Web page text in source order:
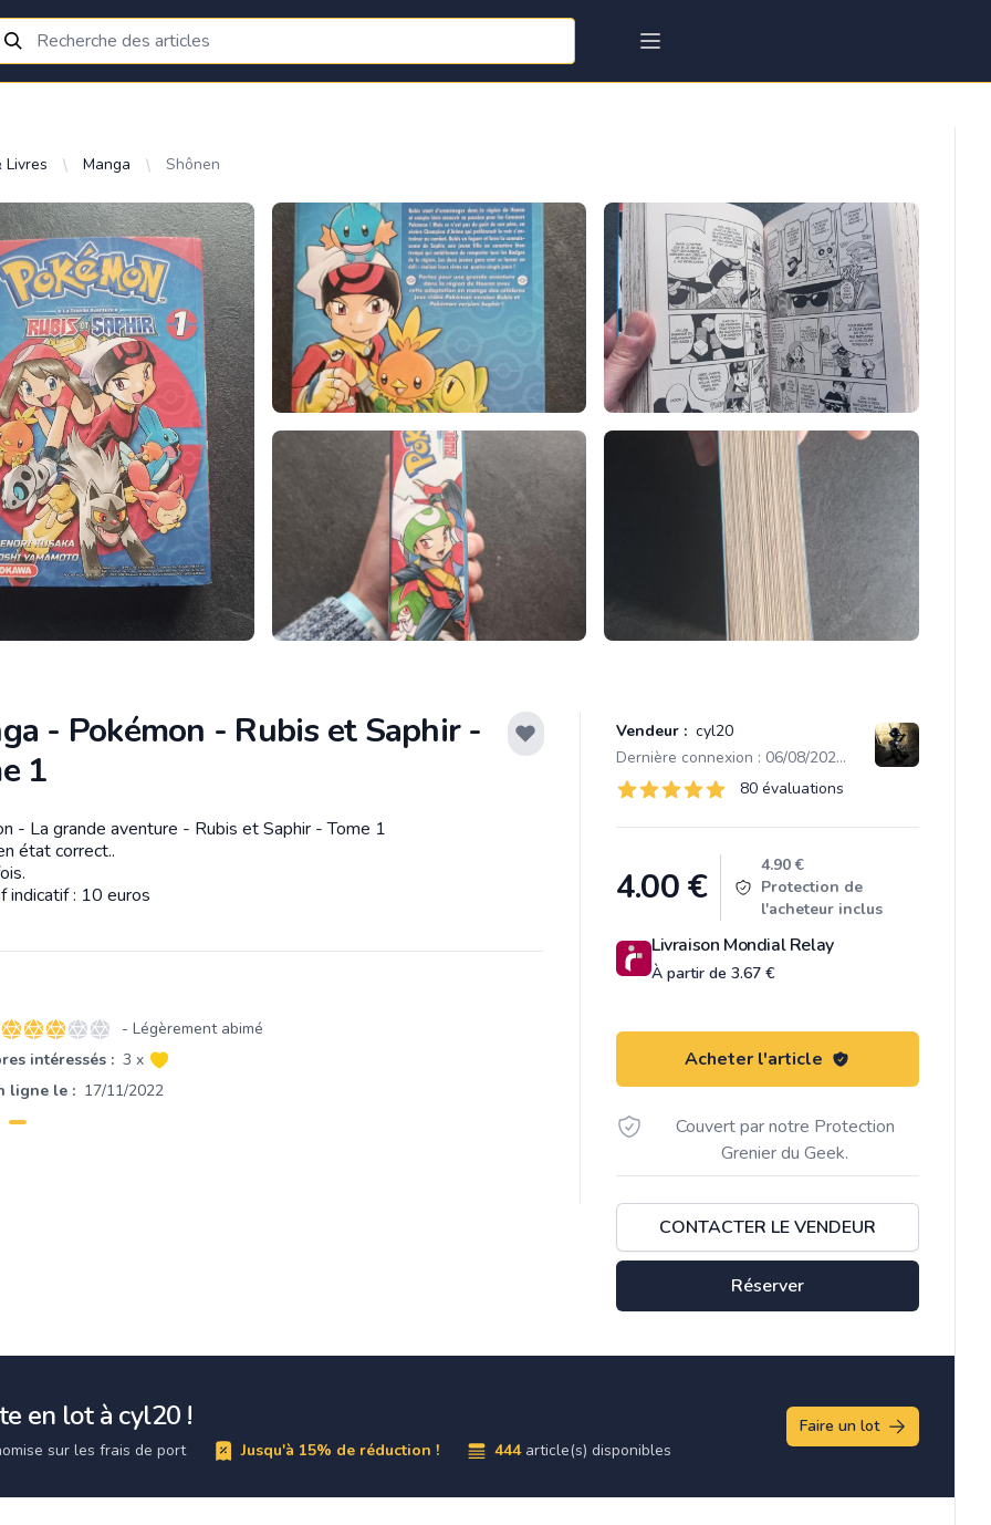
Livres Manga Shônen
- Pokémon - Rubis et Saphir -
1
Vendeur : cyl20
Dernière connexion : 06/08/2026 21:06
Évaluations
80 sur 5 étoiles 80 évaluations
Product information
4.00€
4.90 €
Protection de
l'acheteur inclus
Livraison Mondial Relay
À partir de 3.67 €
Acheter l'article
Couvert par notre Protection
Grenier du Geek.
CONTACTER LE VENDEUR
Réserver
- La grande aventure - Rubis et Saphir - Tome 1
état correct..
indicatif : 10 euros
3 sur 5 étoiles
- Légèrement abimé
intéressés : 3 x
ligne le : 17/11/2022
en lot à cyl20 !
sur les frais de port Jusqu'à 15% de réduction ! 444 article(s) disponibles
Faire un lot